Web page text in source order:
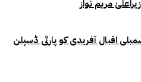
اقبال آفریدی کو پارٹی ڈسپلن